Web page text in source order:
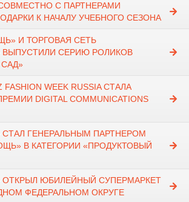
С ПАРТНЕРАМИ
К НАЧАЛУ УЧЕБНОГО СЕЗОНА
И ТОРГОВАЯ СЕТЬ
ВЫПУСТИЛИ СЕРИЮ РОЛИКОВ
FASHION WEEK RUSSIA СТАЛА
DIGITAL COMMUNICATIONS
СТАЛ ГЕНЕРАЛЬНЫМ ПАРТНЕРОМ
В КАТЕГОРИИ «ПРОДУКТОВЫЙ
ОТКРЫЛ ЮБИЛЕЙНЫЙ СУПЕРМАРКЕТ
ФЕДЕРАЛЬНОМ ОКРУГЕ